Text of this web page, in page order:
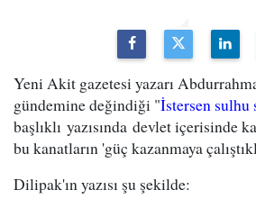
Yeni Akit gazetesi yazarı
gündemine değindiği "İstersen sulhu
başlıklı yazısında devlet içerisinde
bu kanatların 'güç kazanmaya
Dilipak'ın yazısı şu şekilde: